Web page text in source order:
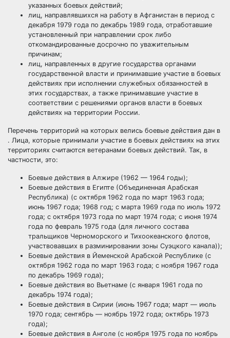
указанных боевых действий;
лиц, направлявшихся на работу в Афганистан в период с
декабря 1979 года по декабрь 1989 года, отработавшие
установленный при направлении срок либо
откомандированные досрочно по уважительным
причинам;
лиц, направленных в другие государства органами
государственной власти и принимавшие участие в боевых
действиях при исполнении служебных обязанностей в
этих государствах, а также принимавшие участие в
соответствии с решениями органов власти в боевых
действиях на территории России.
Перечень территорий на которых велись боевые действия дан в
. Лица, которые принимали участие в боевых действиях на этих
территориях считаются ветеранами боевых действий. Так, в
частности, это:
Боевые действия в Алжире (1962 — 1964 годы);
Боевые действия в Египте (Объединенная Арабская
Республика) (с октября 1962 года по март 1963 года;
июнь 1967 года; 1968 год; с марта 1969 года по июль 1972
года; с октября 1973 года по март 1974 года; с июня 1974
года по февраль 1975 года (для личного состава
тральщиков Черноморского и Тихоокеанского флотов,
участвовавших в разминировании зоны Суэцкого канала));
Боевые действия в Йеменской Арабской Республике (с
октября 1962 года по март 1963 года; с ноября 1967 года
по декабрь 1969 года);
Боевые действия во Вьетнаме (с января 1961 года по
декабрь 1974 года);
Боевые действия в Сирии (июнь 1967 года; март — июль
1970 года; сентябрь — ноябрь 1972 года; октябрь 1973
года);
Боевые действия в Анголе (с ноября 1975 года по ноябрь